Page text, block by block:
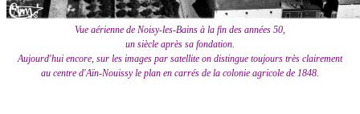
Vue aérienne de Noisy-les-Bains à la fin des années 50,
un siècle après sa fondation.
Aujourd'hui encore, sur les images par satellite on distingue toujours très clairement
au centre d'Aïn-Nouissy le plan en carrés de la colonie agricole de 1848.